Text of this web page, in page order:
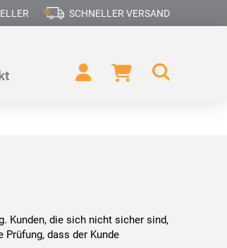
SCHNELLER VERSAND
Kunden, die sich nicht sicher sind,
dass der Kunde